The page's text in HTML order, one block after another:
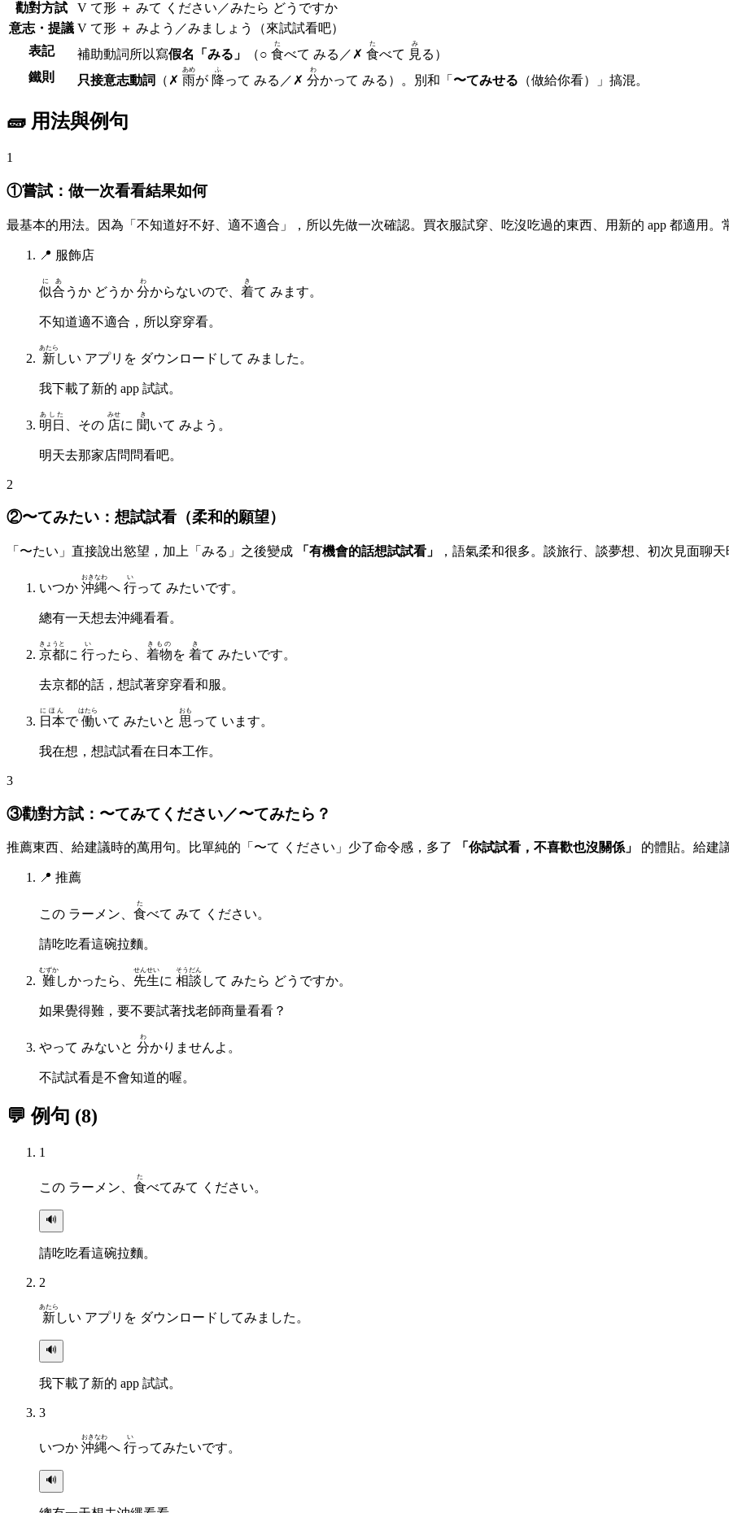
勸對方試
V て形 ＋ みて ください／みたら どうですか
意志・提議 V て形 ＋ みよう／みましょう
（來試試看吧）
表記
補助動詞所以寫假名「みる」 （○ 食
た
べて みる／✗ 食
た
べて 見
み
る）
鐵則
只接意志動詞 （✗ 雨
あめ
が 降
ふ
って みる／✗ 分
わ
かって みる）。別和「 〜てみせる （做給你看）」搞混。
🧱 用法與例句
1
①嘗試：做一次看看結果如何
最基本的用法。因為「不知道好不好、適不適合」，所以先做一次確認。買衣服試穿、吃沒吃過的東西、用新的 app 都適用。
📍 服飾店
似合
にあ
うか どうか 分
わ
からないので、 着
き
て みます。
不知道適不適合，所以穿穿看。
新
あたら
しい アプリを ダウンロードして みました。
我下載了新的 app 試試。
明日
あした
、その 店
みせ
に 聞
き
いて みよう。
明天去那家店問問看吧。
2
②〜てみたい：想試試看（柔和的願望）
「〜たい」直接說出慾望，加上「みる」之後變成 「有機會的話想試試看」 ，語氣柔和很多。談旅行、談夢想、初次見面聊天
いつか 沖縄
おきなわ
へ 行
い
って みたいです。
總有一天想去沖繩看看。
京都
きょうと
に 行
い
ったら、 着物
きもの
を 着
き
て みたいです。
去京都的話，想試著穿穿看和服。
日本
にほん
で働
はたら
いて みたいと 思
おも
って います。
我在想，想試試看在日本工作。
3
③勸對方試：〜てみてください／〜てみたら？
推薦東西、給建議時的萬用句。比單純的「〜て ください」少了命令感，多了 「你試試看，不喜歡也沒關係」 的體貼。給建
📍 推薦
この ラーメン、 食
た
べて みて ください。
請吃吃看這碗拉麵。
難
むずか
しかったら、 先生
せんせい
に 相談
そうだん
して みたら どうですか。
如果覺得難，要不要試著找老師商量看看？
やって みないと 分
わ
かりませんよ。
不試試看是不會知道的喔。
💬 例句 (8)
1
この ラーメン、 食
た
べてみて ください。
🔊
請吃吃看這碗拉麵。
2
新
あたら
しい アプリを ダウンロードしてみました。
🔊
我下載了新的 app 試試。
3
いつか 沖縄
おきなわ
へ 行
い
ってみたいです。
🔊